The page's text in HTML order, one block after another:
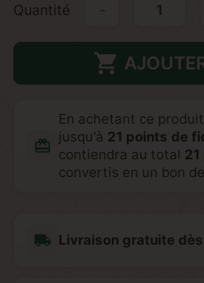
Quantité

redeem
En achetant ce
jusqu'à 21 points de
contiendra au total 21
convertis en un bon de
local_shipping Livraison gratuite